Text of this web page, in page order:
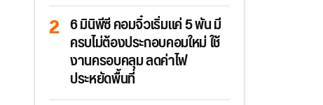
6 มินิพีซี คอมจิ๋วเริ่มแค่ 5 พัน มี
ครบไม่ต้องประกอบคอมใหม่ ใช้
งานครอบคลุม ลดค่าไฟ
ประหยัดพื้นที่